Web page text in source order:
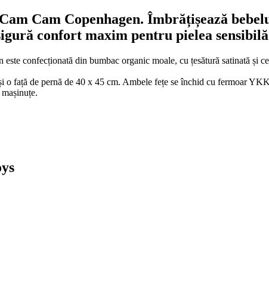
Cam Copenhagen. Îmbrățișează
confort maxim pentru pielea
confecționată din bumbac organic moale, cu țesătură satinată și
față de pernă de 40 x 45 cm. Ambele fețe se închid cu fermoar